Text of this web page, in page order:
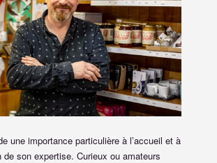
une importance particulière à l’accueil et à
son expertise. Curieux ou amateurs